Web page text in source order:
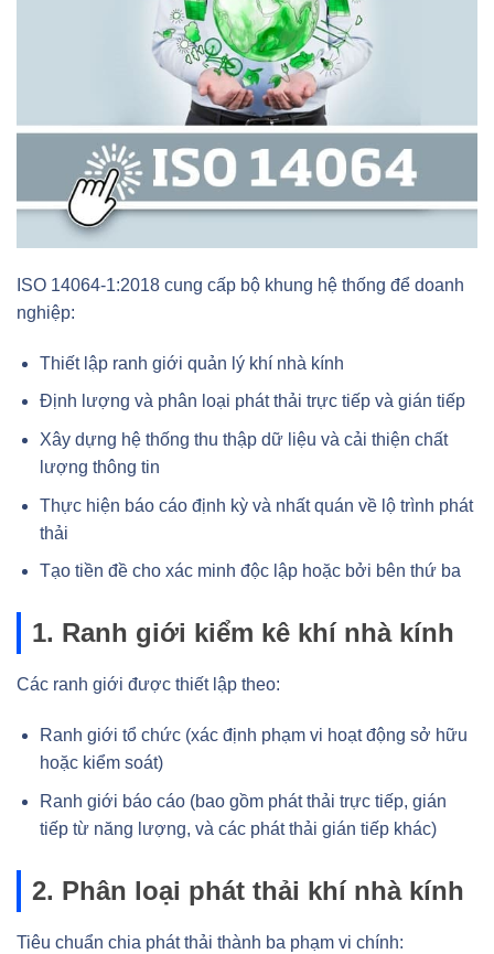
ISO 14064-1:2018 cung cấp bộ khung hệ thống để doanh
nghiệp:
Thiết lập ranh giới quản lý khí nhà kính
Định lượng và phân loại phát thải trực tiếp và gián tiếp
Xây dựng hệ thống thu thập dữ liệu và cải thiện chất
lượng thông tin
Thực hiện báo cáo định kỳ và nhất quán về lộ trình phát
thải
Tạo tiền đề cho xác minh độc lập hoặc bởi bên thứ ba
1. Ranh giới kiểm kê khí nhà kính
Các ranh giới được thiết lập theo:
Ranh giới tổ chức (xác định phạm vi hoạt động sở hữu
hoặc kiểm soát)
Ranh giới báo cáo (bao gồm phát thải trực tiếp, gián
tiếp từ năng lượng, và các phát thải gián tiếp khác)
2. Phân loại phát thải khí nhà kính
Tiêu chuẩn chia phát thải thành ba phạm vi chính: